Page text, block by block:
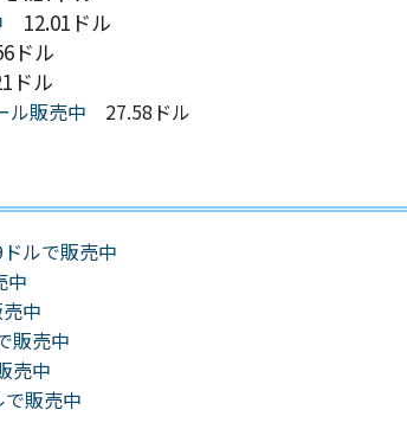
12.01ドル
ドル
ドル
ル販売中 27.58ドル
ルで販売中
中
中
販売中
売中
販売中